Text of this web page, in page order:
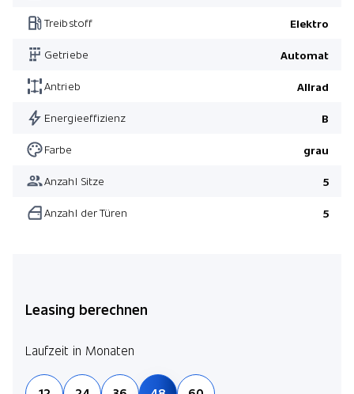
Leder Veganza perforiert
Pack Comfort
Pack M Sport
Parking Assistant Professional
Pack M Sport
Pack Innovation
Pack Comfort
Treibstoff Elektro
Getriebe Automat
Antrieb Allrad
Energieeffizienz B
Farbe grau
Anzahl Sitze 5
Anzahl der Türen 5
Leasing berechnen
Laufzeit in Monaten